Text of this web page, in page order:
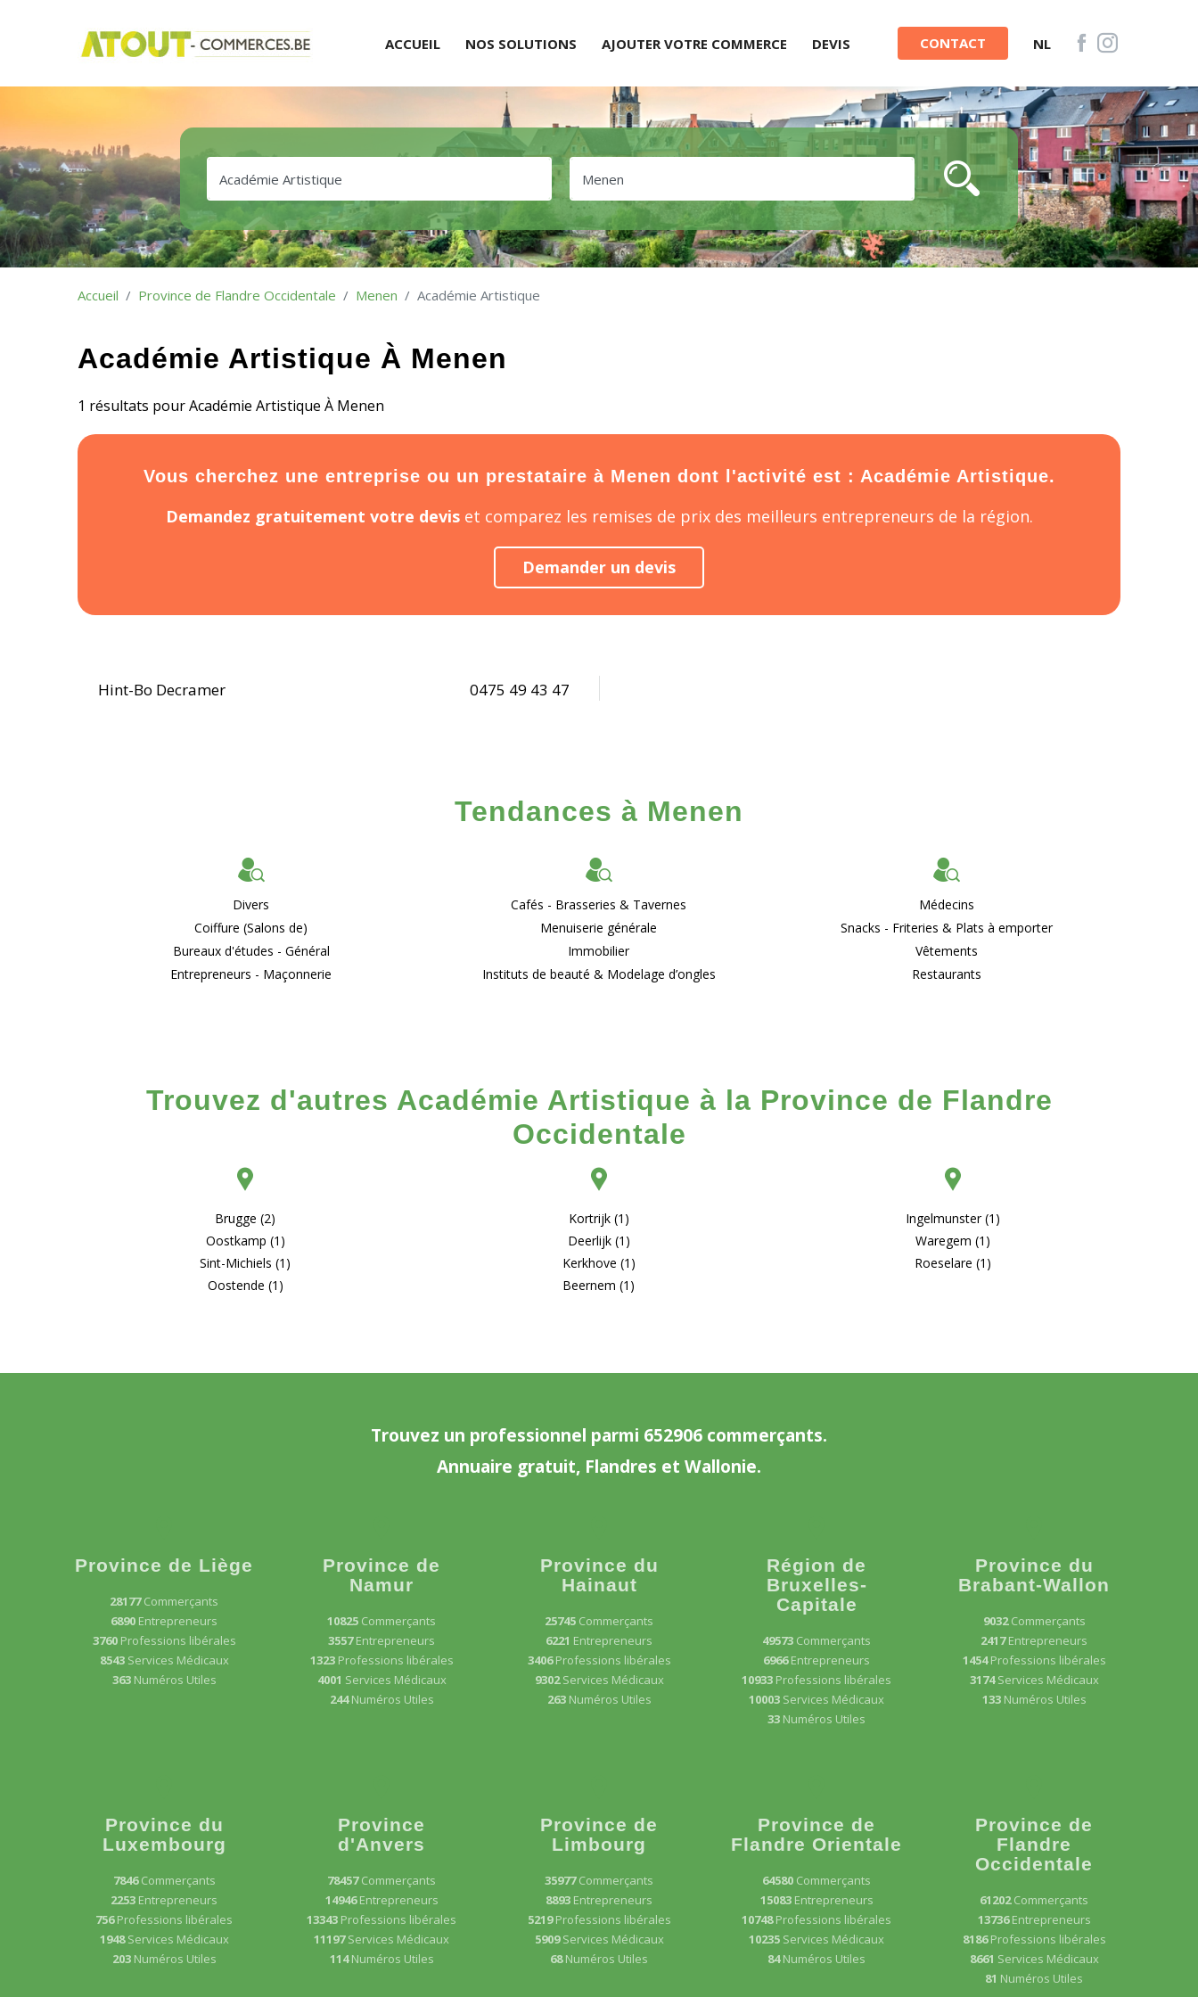
ACCUEIL NOS SOLUTIONS AJOUTER VOTRE COMMERCE DEVIS CONTACT NL
Accueil Province de Flandre Occidentale Menen Académie Artistique
Académie Artistique À Menen
1 résultats pour Académie Artistique À Menen
Vous cherchez une entreprise ou un prestataire à Menen dont l'activité est : Académie Artistique.
Demandez gratuitement votre deviset comparez les remises de prix des meilleurs entrepreneurs de la région.
Demander un devis
Hint-Bo Decramer 0475 49 43 47
Tendances à Menen
Divers
Coiffure (Salons de)
Bureaux d'études - Général
Entrepreneurs - Maçonnerie
Cafés - Brasseries & Tavernes
Menuiserie générale
Immobilier
Instituts de beauté & Modelage d’ongles
Médecins
Snacks - Friteries & Plats à emporter
Vêtements
Restaurants
Trouvez d'autres Académie Artistique à la Province de Flandre
Occidentale
Brugge (2)
Oostkamp (1)
Sint-Michiels (1)
Oostende (1)
Kortrijk (1)
Deerlijk (1)
Kerkhove (1)
Beernem (1)
Ingelmunster (1)
Waregem (1)
Roeselare (1)
Trouvez un professionnel parmi 652906 commerçants.
Annuaire gratuit, Flandres et Wallonie.
Province de Liège
28177Commerçants
6890 Entrepreneurs
3760 Professions libérales
8543 Services Médicaux
363 Numéros Utiles
Province de
Namur
10825 Commerçants
3557Entrepreneurs
1323 Professions libérales
4001 Services Médicaux
244Numéros Utiles
Province du
Hainaut
25745 Commerçants
6221 Entrepreneurs
3406Professions libérales
9302Services Médicaux
263 Numéros Utiles
Région de
Bruxelles-
Capitale
49573 Commerçants
6966Entrepreneurs
10933 Professions libérales
10003 Services Médicaux
33 Numéros Utiles
Province du
Brabant-Wallon
9032Commerçants
2417Entrepreneurs
1454Professions libérales
3174Services Médicaux
133 Numéros Utiles
Province du
Luxembourg
7846Commerçants
2253 Entrepreneurs
756Professions libérales
1948Services Médicaux
203 Numéros Utiles
Province
d'Anvers
78457Commerçants
14946Entrepreneurs
13343 Professions libérales
11197Services Médicaux
114Numéros Utiles
Province de
Limbourg
35977Commerçants
8893 Entrepreneurs
5219Professions libérales
5909Services Médicaux
68Numéros Utiles
Province de
Flandre Orientale
64580 Commerçants
15083 Entrepreneurs
10748Professions libérales
10235 Services Médicaux
84Numéros Utiles
Province de
Flandre
Occidentale
61202Commerçants
13736Entrepreneurs
8186Professions libérales
8661 Services Médicaux
81 Numéros Utiles